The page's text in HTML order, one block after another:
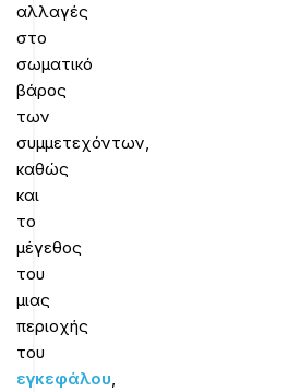
αλλαγές
στο
σωματικό
βάρος
των
συμμετεχόντων,
καθώς
και
το
μέγεθος
του
μιας
περιοχής
του
εγκεφάλου,